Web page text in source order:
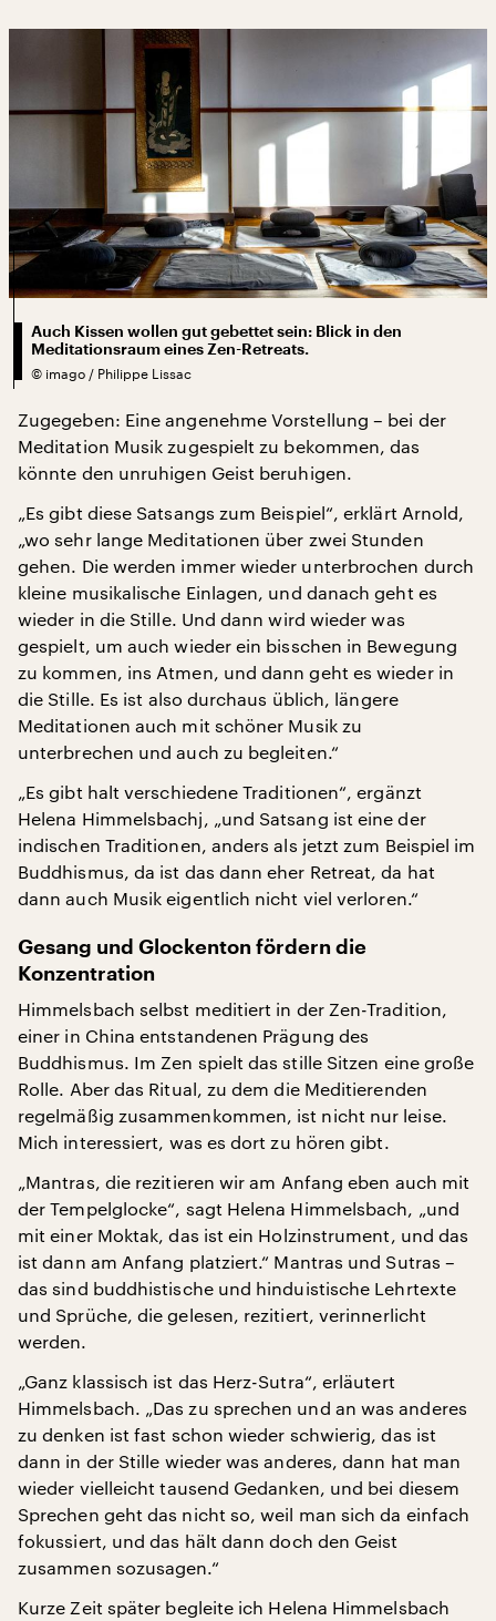
Auch Kissen wollen gut gebettet sein: Blick in den
Meditationsraum eines Zen-Retreats.
© imago / Philippe Lissac
Zugegeben: Eine angenehme Vorstellung – bei der
Meditation Musik zugespielt zu bekommen, das
könnte den unruhigen Geist beruhigen.
„Es gibt diese Satsangs zum Beispiel“, erklärt Arnold,
„wo sehr lange Meditationen über zwei Stunden
gehen. Die werden immer wieder unterbrochen durch
kleine musikalische Einlagen, und danach geht es
wieder in die Stille. Und dann wird wieder was
gespielt, um auch wieder ein bisschen in Bewegung
zu kommen, ins Atmen, und dann geht es wieder in
die Stille. Es ist also durchaus üblich, längere
Meditationen auch mit schöner Musik zu
unterbrechen und auch zu begleiten.“
„Es gibt halt verschiedene Traditionen“, ergänzt
Helena Himmelsbachj, „und Satsang ist eine der
indischen Traditionen, anders als jetzt zum Beispiel im
Buddhismus, da ist das dann eher Retreat, da hat
dann auch Musik eigentlich nicht viel verloren.“
Gesang und Glockenton fördern die
Konzentration
Himmelsbach selbst meditiert in der Zen-Tradition,
einer in China entstandenen Prägung des
Buddhismus. Im Zen spielt das stille Sitzen eine große
Rolle. Aber das Ritual, zu dem die Meditierenden
regelmäßig zusammenkommen, ist nicht nur leise.
Mich interessiert, was es dort zu hören gibt.
„Mantras, die rezitieren wir am Anfang eben auch mit
der Tempelglocke“, sagt Helena Himmelsbach, „und
mit einer Moktak, das ist ein Holzinstrument, und das
ist dann am Anfang platziert.“ Mantras und Sutras –
das sind buddhistische und hinduistische Lehrtexte
und Sprüche, die gelesen, rezitiert, verinnerlicht
werden.
„Ganz klassisch ist das Herz-Sutra“, erläutert
Himmelsbach. „Das zu sprechen und an was anderes
zu denken ist fast schon wieder schwierig, das ist
dann in der Stille wieder was anderes, dann hat man
wieder vielleicht tausend Gedanken, und bei diesem
Sprechen geht das nicht so, weil man sich da einfach
fokussiert, und das hält dann doch den Geist
zusammen sozusagen.“
Kurze Zeit später begleite ich Helena Himmelsbach